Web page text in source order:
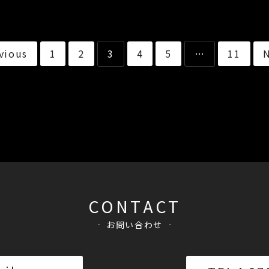
1 2 3 4 5 … 11
CONTACT
お問い合わせ